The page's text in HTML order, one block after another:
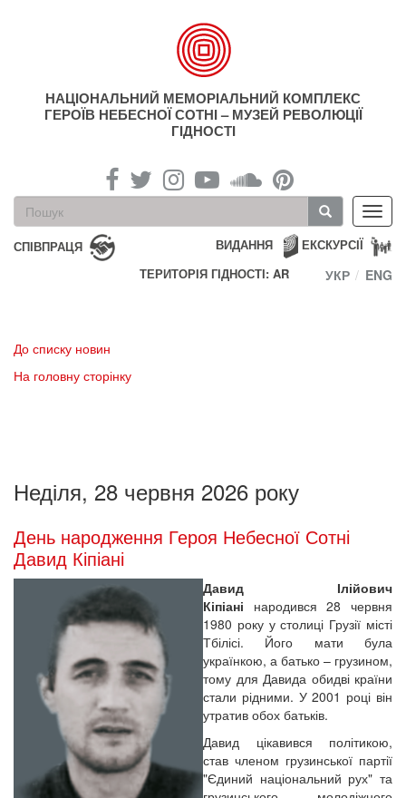
НАЦІОНАЛЬНИЙ МЕМОРІАЛЬНИЙ КОМПЛЕКС
ГЕРОЇВ НЕБЕСНОЇ СОТНІ – МУЗЕЙ РЕВОЛЮЦІЇ
ГІДНОСТІ
Пошукова
форма
Пошук
СПІВПРАЦЯ ЕКСКУРСІЇ
ВИДАННЯ
ТЕРИТОРІЯ ГІДНОСТІ: AR
УКР ENG
До списку новин
На головну сторінку
Неділя, 28 червня 2026 року
День народження Героя Небесної Сотні
Давид Кіпіані
Давид Ілійович
Кіпіані народився 28 червня
1980 року у столиці Грузії місті
Тбілісі. Його мати була
українкою, а батько – грузином,
тому для Давида обидві країни
стали рідними. У 2001 році він
утратив обох батьків.
Давид цікавився політикою,
став членом грузинської партії
"Єдиний національний рух" та